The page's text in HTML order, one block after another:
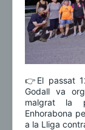
👉El passat
Godall va
malgrat la
Enhorabona
a la Lliga